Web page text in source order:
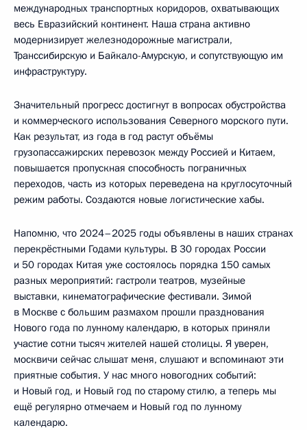
международных транспортных коридоров, охватывающих
весь Евразийский континент. Наша страна активно
модернизирует железнодорожные магистрали,
Транссибирскую и Байкало-Амурскую, и сопутствующую им
инфраструктуру.
Значительный прогресс достигнут в вопросах обустройства
и коммерческого использования Северного морского пути.
Как результат, из года в год растут объёмы
грузопассажирских перевозок между Россией и Китаем,
повышается пропускная способность пограничных
переходов, часть из которых переведена на круглосуточный
режим работы. Создаются новые логистические хабы.
Напомню, что 2024–2025 годы объявлены в наших странах
перекрёстными Годами культуры. В 30 городах России
и 50 городах Китая уже состоялось порядка 150 самых
разных мероприятий: гастроли театров, музейные
выставки, кинематографические фестивали. Зимой
в Москве с большим размахом прошли празднования
Нового года по лунному календарю, в которых приняли
участие сотни тысяч жителей нашей столицы. Я уверен,
москвичи сейчас слышат меня, слушают и вспоминают эти
приятные события. У нас много новогодних событий:
и Новый год, и Новый год по старому стилю, а теперь мы
ещё регулярно отмечаем и Новый год по лунному
календарю.